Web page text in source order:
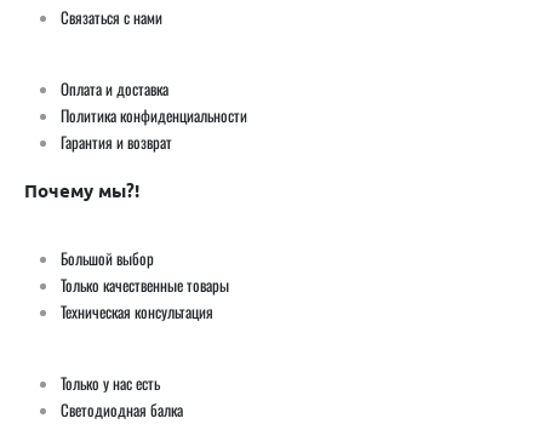
Связаться с нами
Оплата и доставка
Политика конфиденциальности
Гарантия и возврат
Почему мы?!
Большой выбор
Только качественные товары
Техническая консультация
Только у нас есть
Светодиодная балка